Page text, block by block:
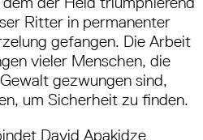
Ritter in permanenter
gefangen. Die Arbeit
vieler Menschen, die
gezwungen sind,
um Sicherheit zu finden.
David Apakidze